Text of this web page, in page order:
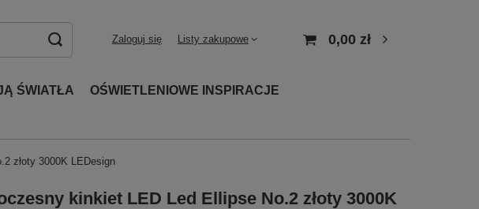
Zaloguj się Listy zakupowe 0,00 zł
ŚWIATŁA
OŚWIETLENIOWE INSPIRACJE
złoty 3000K LEDesign
kinkiet LED Led Ellipse No.2 złoty 3000K